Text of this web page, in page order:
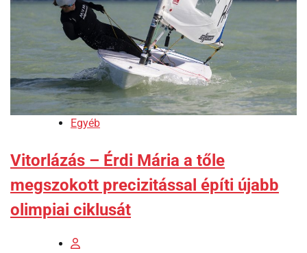
Egyéb
Vitorlázás – Érdi Mária a tőle
megszokott precizitással építi újabb
olimpiai ciklusát